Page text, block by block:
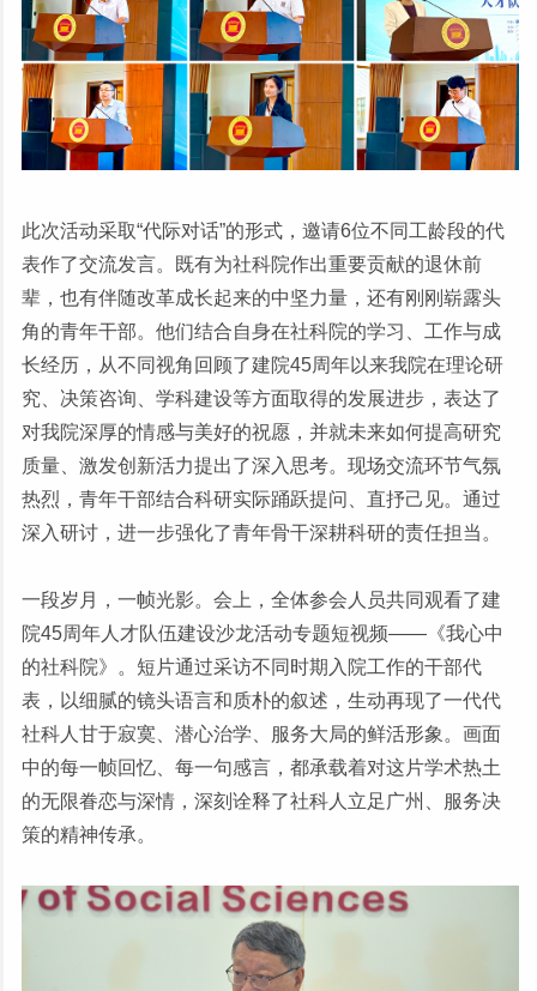
此次活动采取“代际对话”的形式，邀请6位不同工龄段的代
表作了交流发言。既有为社科院作出重要贡献的退休前
辈，也有伴随改革成长起来的中坚力量，还有刚刚崭露头
角的青年干部。他们结合自身在社科院的学习、工作与成
长经历，从不同视角回顾了建院45周年以来我院在理论研
究、决策咨询、学科建设等方面取得的发展进步，表达了
对我院深厚的情感与美好的祝愿，并就未来如何提高研究
质量、激发创新活力提出了深入思考。现场交流环节气氛
热烈，青年干部结合科研实际踊跃提问、直抒己见。通过
深入研讨，进一步强化了青年骨干深耕科研的责任担当。
一段岁月，一帧光影。会上，全体参会人员共同观看了建
院45周年人才队伍建设沙龙活动专题短视频——《我心中
的社科院》。短片通过采访不同时期入院工作的干部代
表，以细腻的镜头语言和质朴的叙述，生动再现了一代代
社科人甘于寂寞、潜心治学、服务大局的鲜活形象。画面
中的每一帧回忆、每一句感言，都承载着对这片学术热土
的无限眷恋与深情，深刻诠释了社科人立足广州、服务决
策的精神传承。